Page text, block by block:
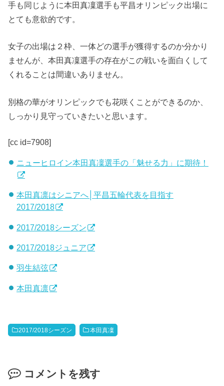
手も同じように本田真凜選手も平昌オリンピック出場に
とても意欲的です。
女子の出場は２枠、一体どの選手が獲得するのか分かり
ませんが、本田真凜選手の存在がこの戦いを面白くして
くれることは間違いありません。
別格の華がオリンピックでも花咲くことができるのか、
しっかり見守っていきたいと思います。
[cc id=7908]
ニューヒロイン本田真凜選手の「魅せる力」に期待！
本田真凛はシニアへ│平昌五輪代表を目指す
2017/2018
2017/2018シーズン
2017/2018ジュニア
羽生結弦
本田真凛
2017/2018シーズン 本田真凜
コメントを残す